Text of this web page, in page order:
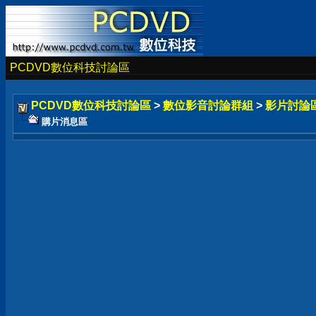
PCDVD數位科技討論區
PCDVD數位科技討論區 > 數位影音討論群組 > 影片討論
購片消息區